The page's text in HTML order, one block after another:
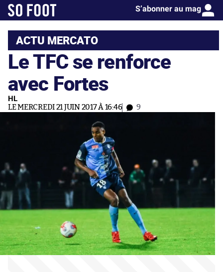
S’abonner au mag
ACTU MERCATO
Le TFC se renforce
avec Fortes
HL
LE MERCREDI 21 JUIN 2017 À 16:46 9